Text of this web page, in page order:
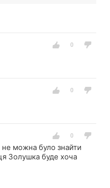
можна було знайти
Золушка буде хоча